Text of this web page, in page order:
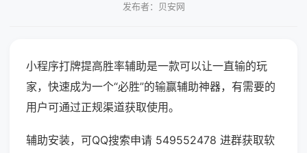
发布者：贝安网
小程序打牌提高胜率辅助是一款可以让一直输的玩
家，快速成为一个“必胜”的输赢辅助神器，有需要的
用户可通过正规渠道获取使用。
辅助安装，可QQ搜索申请 549552478 进群获取软